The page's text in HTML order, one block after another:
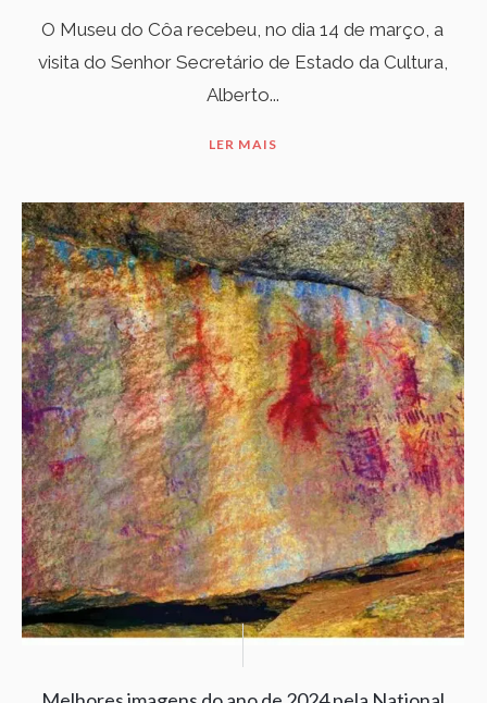
O Museu do Côa recebeu, no dia 14 de março, a
visita do Senhor Secretário de Estado da Cultura,
Alberto...
LER MAIS